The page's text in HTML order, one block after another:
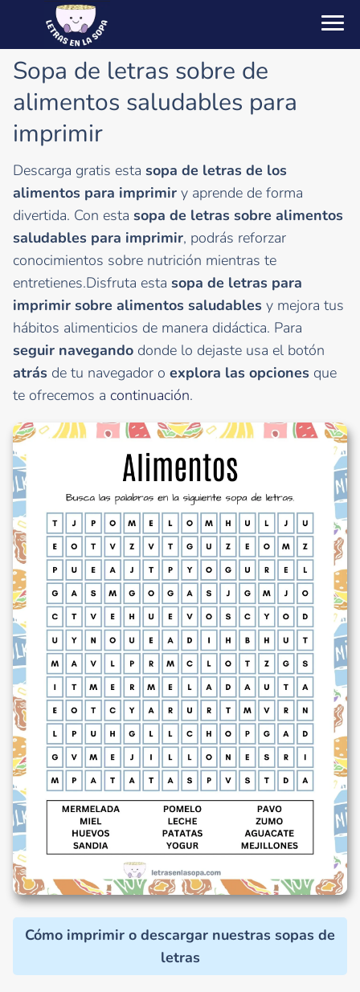
Sopa de letras sobre de
alimentos saludables para
imprimir
Descarga gratis esta sopa de letras de los
alimentos para imprimir y aprende de forma
divertida. Con esta sopa de letras sobre alimentos
saludables para imprimir, podrás reforzar
conocimientos sobre nutrición mientras te
entretienes.Disfruta esta sopa de letras para
imprimir sobre alimentos saludables y mejora tus
hábitos alimenticios de manera didáctica. Para
seguir navegando donde lo dejaste usa el botón
atrás de tu navegador o explora las opciones que
te ofrecemos a continuación.
Cómo imprimir o descargar nuestras sopas de
letras